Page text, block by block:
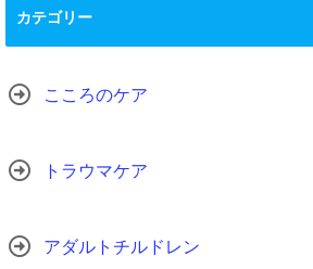
カテゴリー
こころのケア
トラウマケア
アダルトチルドレン